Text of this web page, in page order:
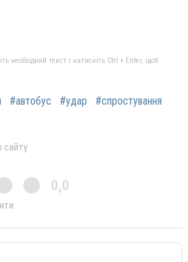
необхідний текст і натисніть Ctrl + Enter, щоб
#автобус #удар #спростування
сайту
0,0